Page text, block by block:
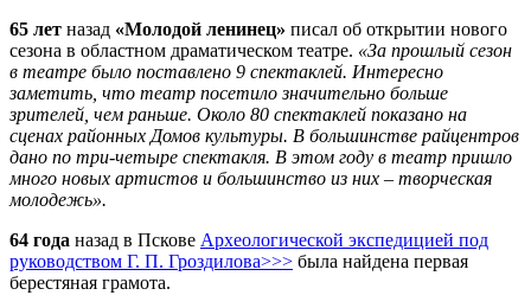
65 лет назад «Молодой ленинец» писал об открытии нового
сезона в областном драматическом театре. «За прошлый сезон
в театре было поставлено 9 спектаклей. Интересно
заметить, что театр посетило значительно больше
зрителей, чем раньше. Около 80 спектаклей показано на
сценах районных Домов культуры. В большинстве райцентров
дано по три-четыре спектакля. В этом году в театр пришло
много новых артистов и большинство из них – творческая
молодежь».
64 года назад в Пскове Археологической экспедицией под
руководством Г. П. Гроздилова>>> была найдена первая
берестяная грамота.